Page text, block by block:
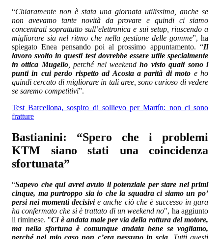
“Chiaramente non è stata una giornata utilissima, anche se
non avevamo tante novità da provare e quindi ci siamo
concentrati soprattutto sull’elettronica e sui setup, riuscendo a
migliorare sia nel ritmo che nella gestione delle gomme”, ha
spiegato Enea pensando poi al prossimo appuntamento. “Il
lavoro svolto in questi test dovrebbe essere utile specialmente
in ottica Mugello, perché nel weekendho visto quali sono i
punti in cui perdo rispetto ad Acosta a parità di moto e ho
quindi cercato di migliorare in tali aree, sono curioso di vedere
se saremo competitivi”.
Test Barcellona, sospiro di sollievo per Martín: non ci sono
fratture
Bastianini: “Spero che i problemi
KTM siano stati una coincidenza
sfortunata”
“Sapevo che qui avrei avuto il potenziale per stare nei primi
cinque, ma purtroppo sia io che la squadra ci siamo un po’
persi nei momenti decisivie anche ciò che è successo in gara
ha confermato che si è trattato di un weekend no", ha aggiunto
il riminese. "Ci è andata male per via della rottura del motore,
ma nella sfortuna è comunque andata bene se vogliamo,
perché nel mio caso non c’era nessuno in scia . Tutti questi